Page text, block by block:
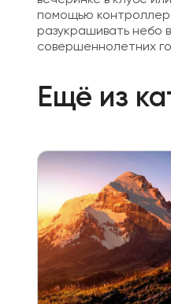
помощью
разукрашивать небо
совершеннолетних
Ещё из